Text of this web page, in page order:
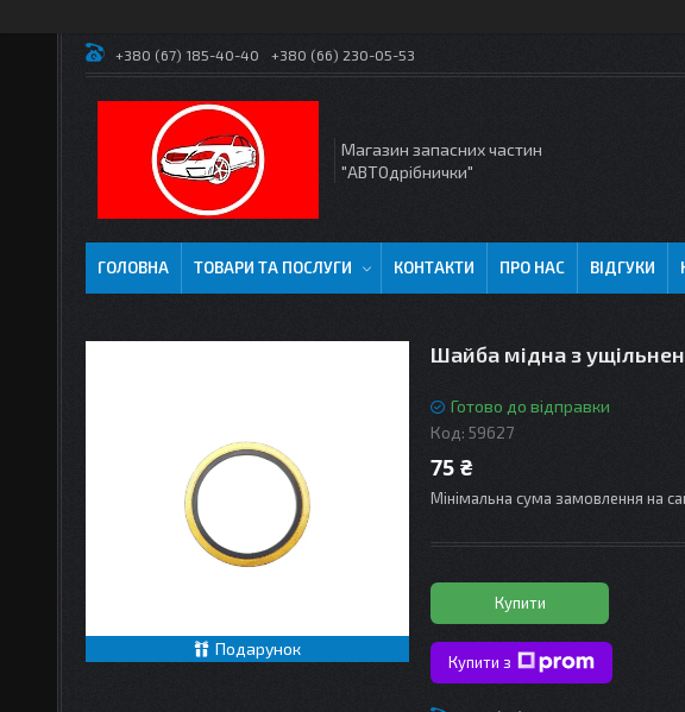
+380 (67) 185-40-40 +380 (66) 230-05-53
Магазин запасних частин
"АВТОдрібнички"
ГОЛОВНА ТОВАРИ ТА ПОСЛУГИ КОНТАКТИ ПРО НАС ВІДГУКИ
Подарунок
Шайба мідна з
Готово до відправки
Код: 59627
75 ₴
Мінімальна сума замовлення на
Купити
Купити з